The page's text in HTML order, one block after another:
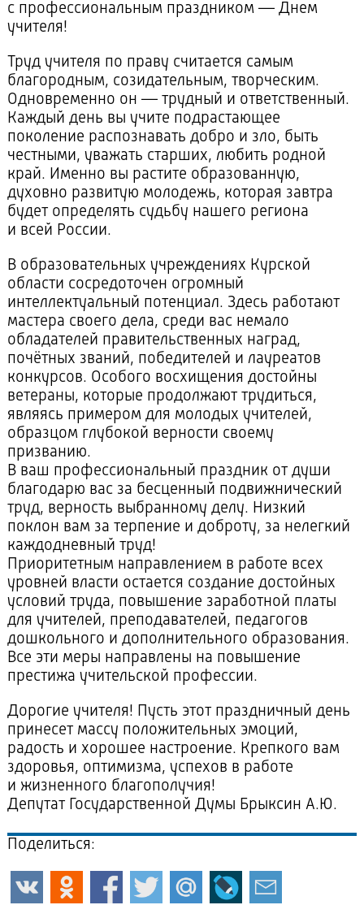
с профессиональным праздником — Днем
учителя!
Труд учителя по праву считается самым
благородным, созидательным, творческим.
Одновременно он — трудный и ответственный.
Каждый день вы учите подрастающее
поколение распознавать добро и зло, быть
честными, уважать старших, любить родной
край. Именно вы растите образованную,
духовно развитую молодежь, которая завтра
будет определять судьбу нашего региона
и всей России.
В образовательных учреждениях Курской
области сосредоточен огромный
интеллектуальный потенциал. Здесь работают
мастера своего дела, среди вас немало
обладателей правительственных наград,
почётных званий, победителей и лауреатов
конкурсов. Особого восхищения достойны
ветераны, которые продолжают трудиться,
являясь примером для молодых учителей,
образцом глубокой верности своему
призванию.
В ваш профессиональный праздник от души
благодарю вас за бесценный подвижнический
труд, верность выбранному делу. Низкий
поклон вам за терпение и доброту, за нелегкий
каждодневный труд!
Приоритетным направлением в работе всех
уровней власти остается создание достойных
условий труда, повышение заработной платы
для учителей, преподавателей, педагогов
дошкольного и дополнительного образования.
Все эти меры направлены на повышение
престижа учительской профессии.
Дорогие учителя! Пусть этот праздничный день
принесет массу положительных эмоций,
радость и хорошее настроение. Крепкого вам
здоровья, оптимизма, успехов в работе
и жизненного благополучия!
Депутат Государственной Думы Брыксин А.Ю.
Поделиться: